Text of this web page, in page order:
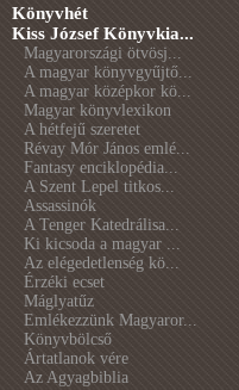
Könyvhét
Kiss József Könyvkia...
Magyarországi ötvösj...
A magyar könyvgyűjtő...
A magyar középkor kö...
Magyar könyvlexikon
A hétfejű szeretet
Révay Mór János emlé...
Fantasy enciklopédia...
A Szent Lepel titkos...
Assassinók
A Tenger Katedrálisa...
Ki kicsoda a magyar ...
Az elégedetlenség kö...
Érzéki ecset
Máglyatűz
Emlékezzünk Magyaror...
Könyvbölcső
Ártatlanok vére
Az Agyagbiblia